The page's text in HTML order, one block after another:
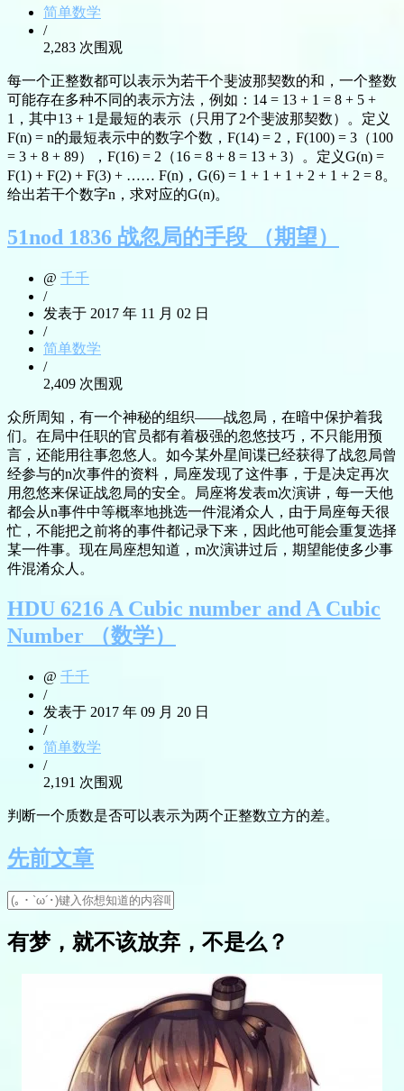
简单数学
/
2,283 次围观
每一个正整数都可以表示为若干个斐波那契数的和，一个整数
可能存在多种不同的表示方法，例如：14 = 13 + 1 = 8 + 5 +
1，其中13 + 1是最短的表示（只用了2个斐波那契数）。定义
F(n) = n的最短表示中的数字个数，F(14) = 2，F(100) = 3（100
= 3 + 8 + 89），F(16) = 2（16 = 8 + 8 = 13 + 3）。定义G(n) =
F(1) + F(2) + F(3) + …… F(n)，G(6) = 1 + 1 + 1 + 2 + 1 + 2 = 8。
给出若干个数字n，求对应的G(n)。
51nod 1836 战忽局的手段 （期望）
@ 千千
/
发表于 2017 年 11 月 02 日
/
简单数学
/
2,409 次围观
众所周知，有一个神秘的组织——战忽局，在暗中保护着我
们。在局中任职的官员都有着极强的忽悠技巧，不只能用预
言，还能用往事忽悠人。如今某外星间谍已经获得了战忽局曾
经参与的n次事件的资料，局座发现了这件事，于是决定再次
用忽悠来保证战忽局的安全。局座将发表m次演讲，每一天他
都会从n事件中等概率地挑选一件混淆众人，由于局座每天很
忙，不能把之前将的事件都记录下来，因此他可能会重复选择
某一件事。现在局座想知道，m次演讲过后，期望能使多少事
件混淆众人。
HDU 6216 A Cubic number and A Cubic
Number （数学）
@ 千千
/
发表于 2017 年 09 月 20 日
/
简单数学
/
2,191 次围观
判断一个质数是否可以表示为两个正整数立方的差。
先前文章
有梦，就不该放弃，不是么？